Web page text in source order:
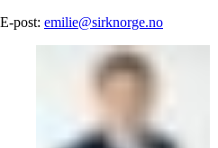
E-post: emilie@sirknorge.no